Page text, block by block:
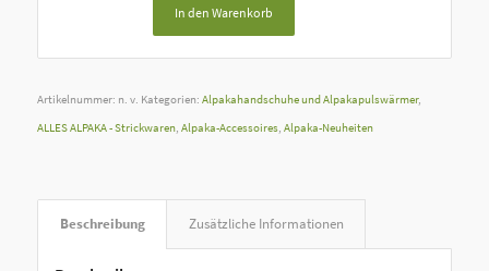
In den Warenkorb
Artikelnummer: n. v. Kategorien: Alpakahandschuhe und Alpakapulswärmer,
ALLES ALPAKA - Strickwaren, Alpaka-Accessoires, Alpaka-Neuheiten
Beschreibung Zusätzliche Informationen